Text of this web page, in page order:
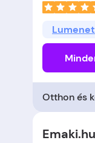
Otthon és
Emaki.hu